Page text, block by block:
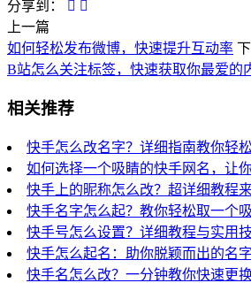
分享到：
上一篇
如何轻松发布微博，快速提升互动率
B站怎么关注标签，快速获取你最爱的
相关推荐
快手怎么改名字？详细指南教你轻松
如何选择一个吸睛的快手网名，让
快手上的昵称怎么改？超详细教程来
快手名字怎么起？教你轻松取一个
快手号怎么设置？详细教程与实用技
快手怎么起名：助你脱颖而出的名
快手名怎么改？一分钟教你快速更